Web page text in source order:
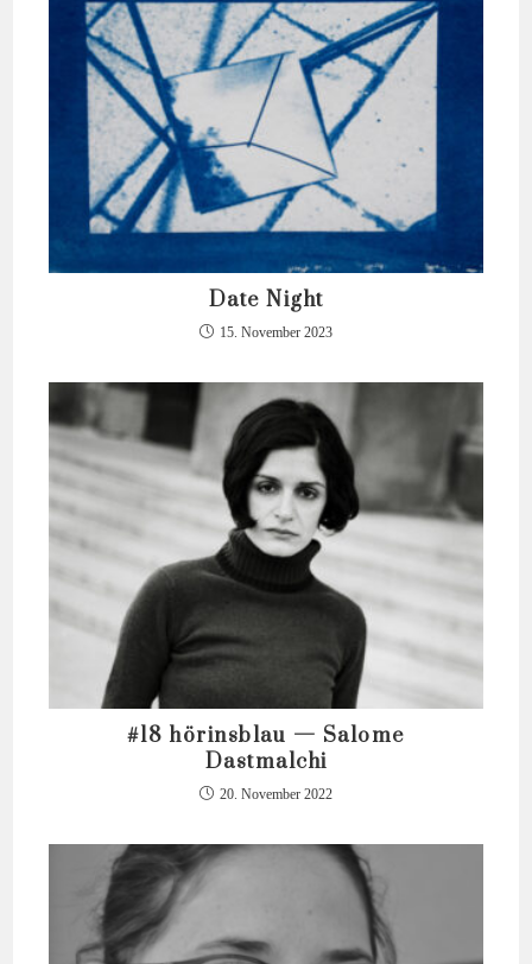
Date Night
15. November 2023
#18 hörinsblau — Salome
Dastmalchi
20. November 2022